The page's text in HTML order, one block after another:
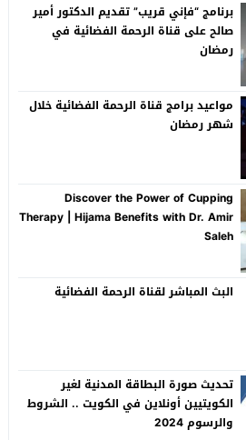
برنامج “فإني قريب” تقديم الدكتور أمير
صالح على قناة الرحمة الفضائية في
رمضان
مواعيد برامج قناة الرحمة الفضائية خلال
شهر رمضان
Discover the Power of Cupping
Therapy | Hijama Benefits with Dr. Amir
Saleh
البث المباشر لقناة الرحمة الفضائية
تحديث صورة البطاقة المدنية لغير
الكويتيين أونلاين في الكويت .. الشروط
والرسوم 2024